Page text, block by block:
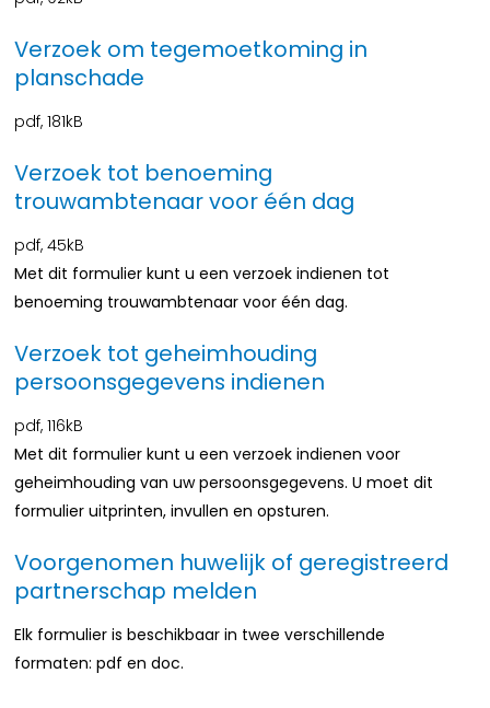
Verzoek om tegemoetkoming in
planschade
pdf, 181kB
Verzoek tot benoeming
trouwambtenaar voor één dag
pdf, 45kB
Met dit formulier kunt u een verzoek indienen tot
benoeming trouwambtenaar voor één dag.
Verzoek tot geheimhouding
persoonsgegevens indienen
pdf, 116kB
Met dit formulier kunt u een verzoek indienen voor
geheimhouding van uw persoonsgegevens. U moet dit
formulier uitprinten, invullen en opsturen.
Voorgenomen huwelijk of geregistreerd
partnerschap melden
Elk formulier is beschikbaar in twee verschillende
formaten: pdf en doc.